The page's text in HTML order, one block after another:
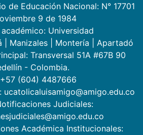
de Educación Nacional: N° 17701
9 de 1984
Universidad
Manizales Montería
Apartadó
Transversal 51A #67B 90
- Colombia.
(604) 4487666
Judiciales:
Académica Institucionales: